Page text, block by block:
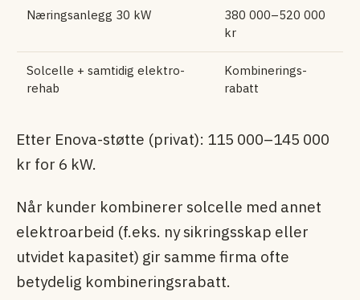
Næringsanlegg 30 kW
380 000–520 000
kr
Solcelle + samtidig elektro-
rehab
Kombinerings­
rabatt
Etter Enova-støtte (privat): 115 000–145 000
kr for 6 kW.
Når kunder kombinerer solcelle med annet
elektro­arbeid (f.eks. ny sikringsskap eller
utvidet kapasitet) gir samme firma ofte
betydelig kombinerings­rabatt.